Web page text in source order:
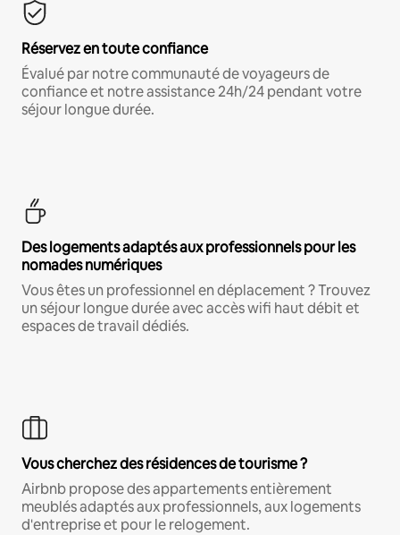
Réservez en toute confiance
Évalué par notre communauté de voyageurs de
confiance et notre assistance 24h/24 pendant votre
séjour longue durée.
Des logements adaptés aux professionnels pour les
nomades numériques
Vous êtes un professionnel en déplacement ? Trouvez
un séjour longue durée avec accès wifi haut débit et
espaces de travail dédiés.
Vous cherchez des résidences de tourisme ?
Airbnb propose des appartements entièrement
meublés adaptés aux professionnels, aux logements
d'entreprise et pour le relogement.